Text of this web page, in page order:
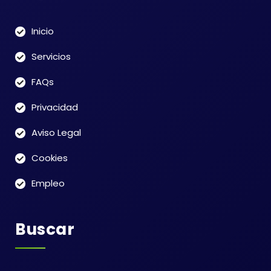
Inicio
Servicios
FAQs
Privacidad
Aviso Legal
Cookies
Empleo
Buscar